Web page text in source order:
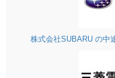
株式会社SUBARU の中